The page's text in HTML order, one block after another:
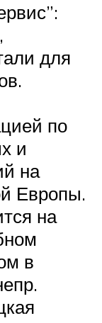
для
по
и
на
Европы.
на
в